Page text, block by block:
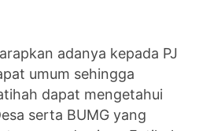
adanya kepada PJ
umum sehingga
dapat mengetahui
serta BUMG yang